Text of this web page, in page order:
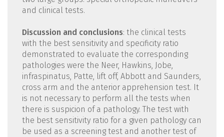
and clinical tests.
Discussion and conclusions: the clinical tests
with the best sensitivity and specificity ratio
demonstrated to evaluate the corresponding
pathologies were the Neer, Hawkins, Jobe,
infraspinatus, Patte, lift off, Abbott and Saunders,
cross arm and the anterior apprehension test. It
is not necessary to perform all the tests when
there is suspicion of a pathology. The test with
the best sensitivity ratio for a given pathology can
be used as a screening test and another test of